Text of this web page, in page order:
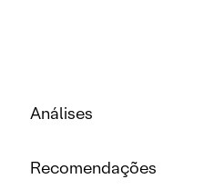
Análises
Recomendações